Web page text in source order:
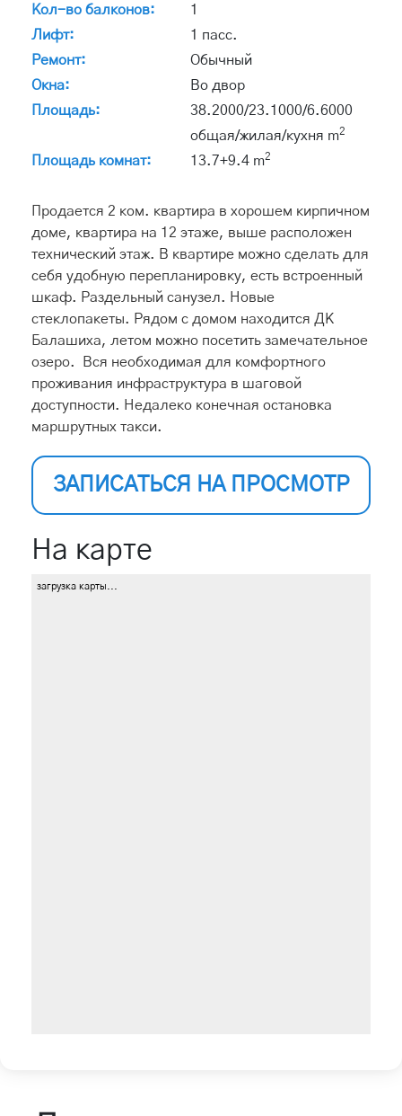
Кол-во балконов:
1
Лифт:
1 пасс.
Ремонт:
Обычный
Окна:
Во двор
Площадь:
38.2000/23.1000/6.6000
общая/жилая/кухня m2
Площадь комнат: 13.7+9.4 m2
Продается 2 ком. квартира в хорошем кирпичном
доме, квартира на 12 этаже, выше расположен
технический этаж. В квартире можно сделать для
себя удобную перепланировку, есть встроенный
шкаф. Раздельный санузел. Новые
стеклопакеты. Рядом с домом находится ДК
Балашиха, летом можно посетить замечательное
озеро. Вся необходимая для комфортного
проживания инфраструктура в шаговой
доступности. Недалеко конечная остановка
маршрутных такси.
ЗАПИСАТЬСЯ НА ПРОСМОТР
На карте
загрузка карты...